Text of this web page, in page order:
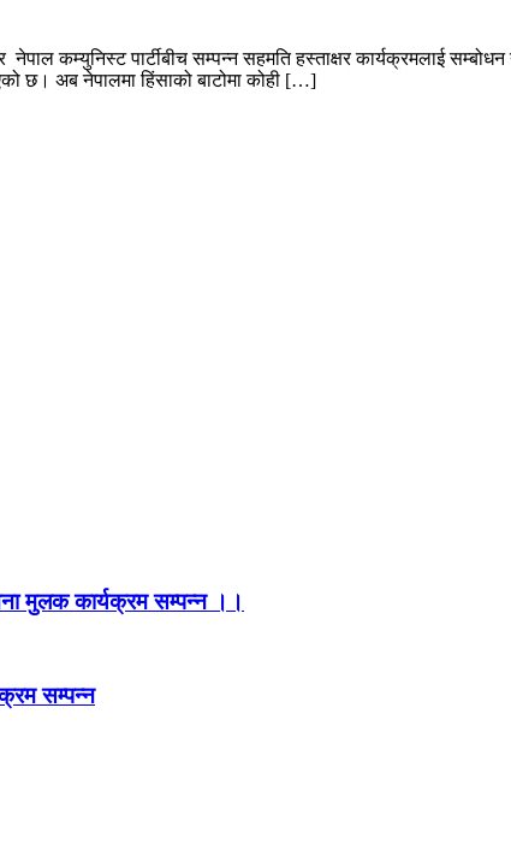
कम्युनिस्ट पार्टीबीच सम्पन्न सहमति हस्ताक्षर कार्यक्रमलाई सम्बोधन
छ। अब नेपालमा हिंसाको बाटोमा कोही […]
मुलक कार्यक्रम सम्पन्न ।।
सम्पन्न